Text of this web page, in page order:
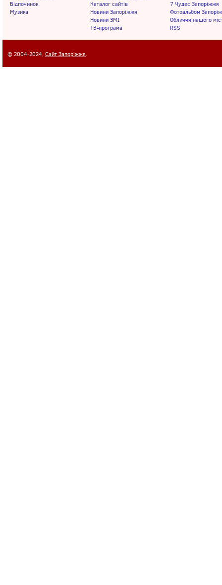
Відпочинок
Музика
Каталог сайтів
Новини Запоріжжя
Новини ЗМІ
ТВ-програма
7 Чудес Запоріжжя
Фотоальбом
Обличчя нашого
RSS
© 2004-2024, Сайт Запоріжжя.